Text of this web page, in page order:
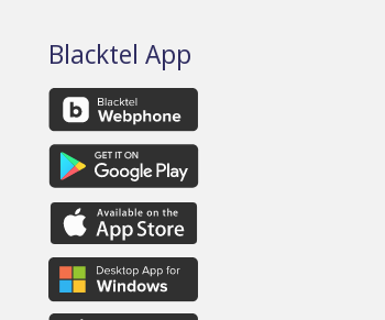
Blacktel App